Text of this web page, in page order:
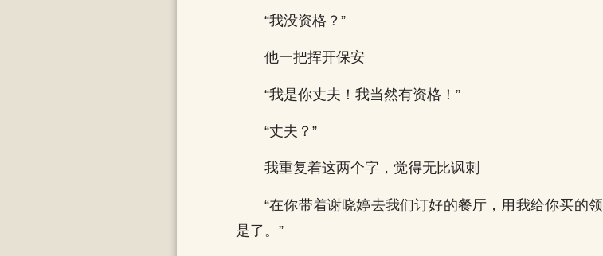
“我没资格？”
他一把挥开保安
“我是你丈夫！我当然有资格！”
“丈夫？”
我重复着这两个字，觉得无比讽刺
“在你带着谢晓婷去我们订好的餐厅，用我给你买的
是了。”